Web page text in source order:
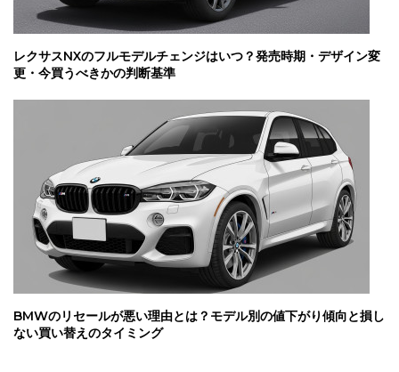
レクサスNXのフルモデルチェンジはいつ？発売時期・デザイン変
更・今買うべきかの判断基準
BMWのリセールが悪い理由とは？モデル別の値下がり傾向と損し
ない買い替えのタイミング